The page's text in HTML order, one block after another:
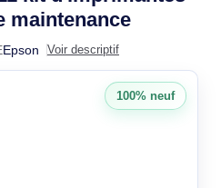
maintenance
Epson Voir descriptif
100% neuf